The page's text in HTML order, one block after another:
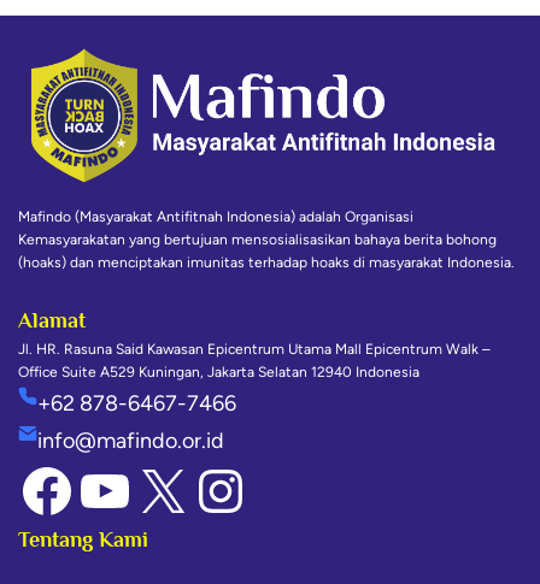
Mafindo (Masyarakat Antifitnah Indonesia) adalah Organisasi
Kemasyarakatan yang bertujuan mensosialisasikan bahaya berita bohong
(hoaks) dan menciptakan imunitas terhadap hoaks di masyarakat Indonesia.
Alamat
Jl. HR. Rasuna Said Kawasan Epicentrum Utama Mall Epicentrum Walk –
Office Suite A529 Kuningan, Jakarta Selatan 12940 Indonesia
+62 878-6467-7466
info@mafindo.or.id
Tentang Kami